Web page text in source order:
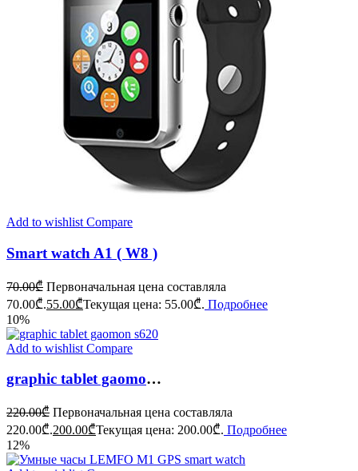
Add to wishlist Compare
Smart watch A1 ( W8 )
70.00₾ Первоначальная цена составляла
70.00₾.55.00₾Текущая цена: 55.00₾. Подробнее
10%
Add to wishlist Compare
graphic tablet gaomon s620
220.00₾ Первоначальная цена составляла
220.00₾.200.00₾Текущая цена: 200.00₾. Подробнее
12%